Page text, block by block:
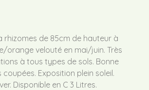
rhizomes de 85cm de hauteur à
orange velouté en mai/juin. Très
à tous types de sols. Bonne
Exposition plein soleil.
Disponible en C 3 Litres.